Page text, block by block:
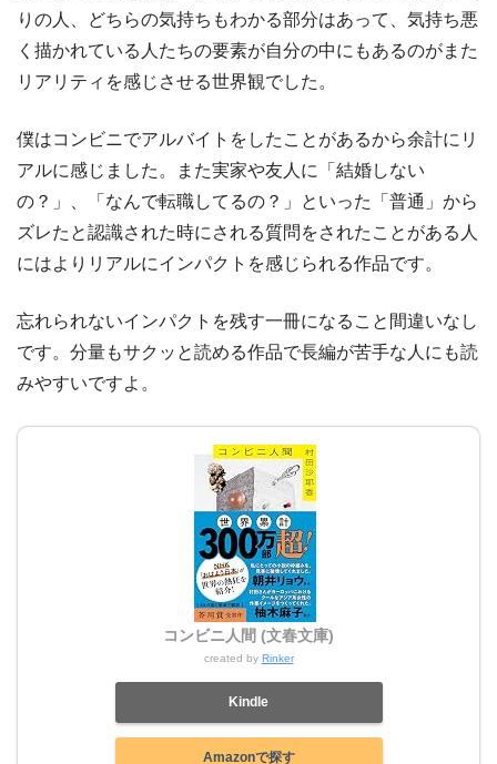
りの人、どちらの気持ちもわかる部分はあって、気持ち悪
く描かれている人たちの要素が自分の中にもあるのがまた
リアリティを感じさせる世界観でした。
僕はコンビニでアルバイトをしたことがあるから余計にリ
アルに感じました。また実家や友人に「結婚しない
の？」、「なんで転職してるの？」といった「普通」から
ズレたと認識された時にされる質問をされたことがある人
にはよりリアルにインパクトを感じられる作品です。
忘れられないインパクトを残す一冊になること間違いなし
です。分量もサクッと読める作品で長編が苦手な人にも読
みやすいですよ。
コンビニ人間 (文春文庫)
created by Rinker
Kindle
Amazonで探す